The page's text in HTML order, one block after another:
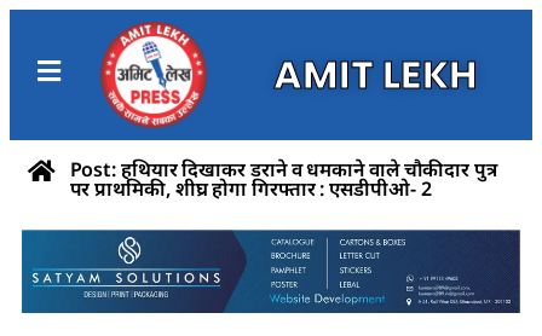
AMIT LEKH
Post: हथियार दिखाकर डराने व धमकाने वाले चौकीदार पुत्र
पर प्राथमिकी, शीघ्र होगा गिरफ्तार : एसडीपीओ- 2